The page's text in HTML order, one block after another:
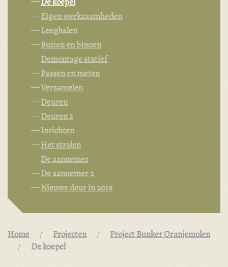
Eigen werkzaamheden
Leeghalen
Buiten en binnen
Demontage statief
Passen en meten
Verzamelen
Deuren
Deuren 2
Inrichten
Het stralen
De aannemer
De aannemer 2
Nieuwe deur in 2019
Home Projecten
Project Bunker Oranjemolen
De koepel